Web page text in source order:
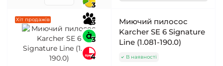
Хіт продажів
3
3
3
4
Миючий пилосос
Karcher SE 6 Signature
Line (1.081-190.0)
В наявності